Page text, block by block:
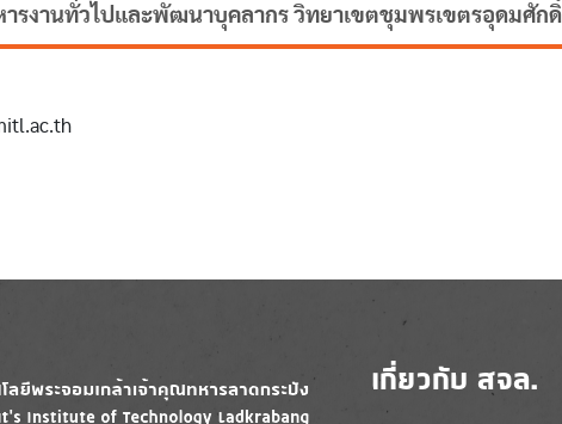
รงานทั่วไปและพัฒนาบุคลากร วิทยาเขตชุมพรเขตรอุดมศักดิ์
เกี่ยวกับ สจล.